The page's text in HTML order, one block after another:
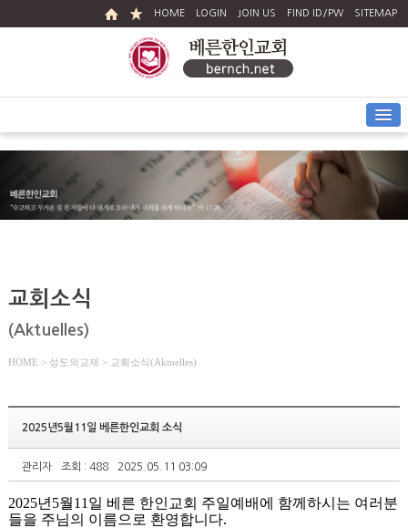
HOME LOGIN JOIN US FIND ID/PW SITEMAP
교회소식
(Aktuelles)
HOME > 성도의교제 > 교회소식(Aktuelles)
2025년5월11일 베른한인교회 소식
관리자 조회 : 488 2025.05.11 03:09
2025년 5월11 일 베른 한인교회 주일예배에 함께하시는 여러분
들을 주님의 이름으로 환영합니다.